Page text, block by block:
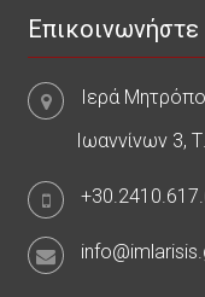
Ιερά
Ιωαννίνων 3,